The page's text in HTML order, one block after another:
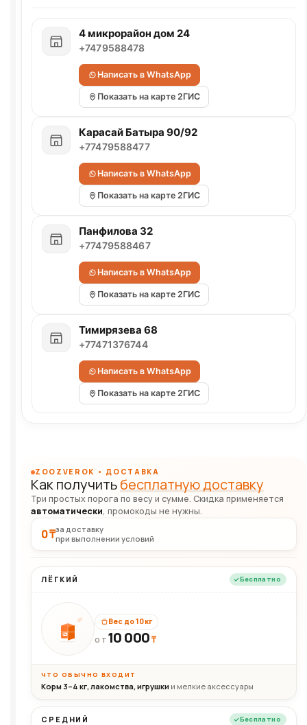
4 микрорайон дом 24
+7479588478
Написать в WhatsApp
Показать на карте 2ГИС
Карасай Батыра 90/92
+77479588477
Написать в WhatsApp
Показать на карте 2ГИС
Панфилова 32
+77479588467
Написать в WhatsApp
Показать на карте 2ГИС
Тимирязева 68
+77471376744
Написать в WhatsApp
Показать на карте 2ГИС
ZOOZVEROK • ДОСТАВКА
Как получитьбесплатную доставку
Три простых порога по весу и сумме. Скидка применяется
автоматически, промокоды не нужны.
0 ₸за доставку
при выполнении условий
ЛЁГКИЙ Бесплатно
10кг
Вес до 10 кг
ОТ 10 000₸
ЧТО ОБЫЧНО ВХОДИТ
Корм 3–4 кг, лакомства, игрушки и мелкие аксессуары
СРЕДНИЙ Бесплатно